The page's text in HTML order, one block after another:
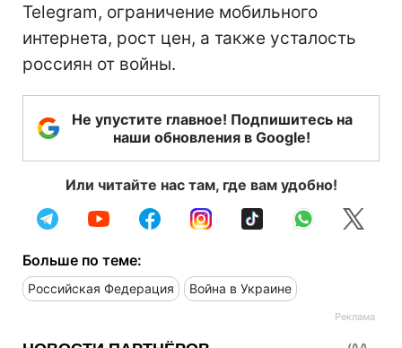
Telegram, ограничение мобильного
интернета, рост цен, а также усталость
россиян от войны.
Не упустите главное! Подпишитесь на
наши обновления в Google!
Или читайте нас там, где вам удобно!
Больше по теме:
Российская Федерация Война в Украине